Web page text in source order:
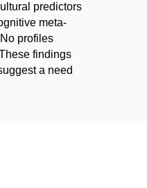
predictors
meta-
profiles
findings
a need